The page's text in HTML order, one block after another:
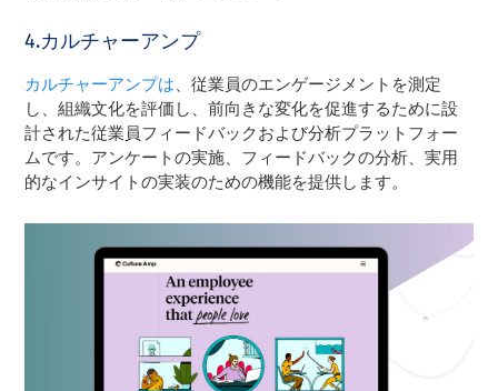
4.カルチャーアンプ
カルチャーアンプは 、従業員のエンゲージメントを測定
し、組織文化を評価し、前向きな変化を促進するために設
計された従業員フィードバックおよび分析プラットフォー
ムです。アンケートの実施、フィードバックの分析、実用
的なインサイトの実装のための機能を提供します。